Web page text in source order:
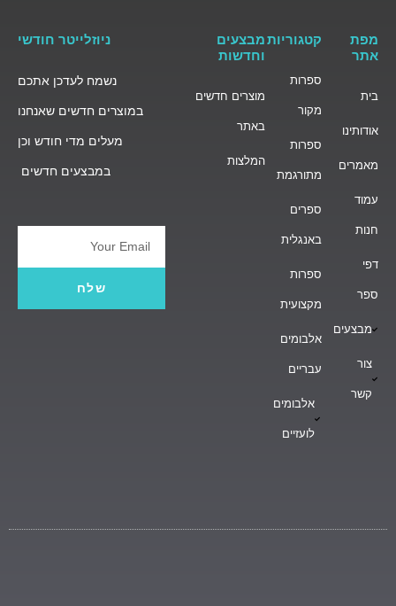
מפת
אתר
בית
אודותינו
מאמרים
עמוד
חנות
דפי
ספר
מבצעים
צור
קשר
קטגוריות
ספרות
מקור
ספרות
מתורגמת
ספרים
באנגלית
ספרות
מקצועית
אלבומים
עבריים
אלבומים
לועזיים
מבצעים
וחדשות
מוצרים חדשים
באתר
המלצות
ניוזלייטר חודשי
נשמח לעדכן אתכם
במוצרים חדשים שאנחנו
מעלים מדי חודש וכן
במבצעים חדשים
Email
שלח